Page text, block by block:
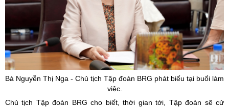
Bà Nguyễn Thị Nga - Chủ tịch Tập đoàn BRG phát biểu tại buổi làm
việc.
Chủ tịch Tập đoàn BRG cho biết, thời gian tới, Tập đoàn sẽ cử